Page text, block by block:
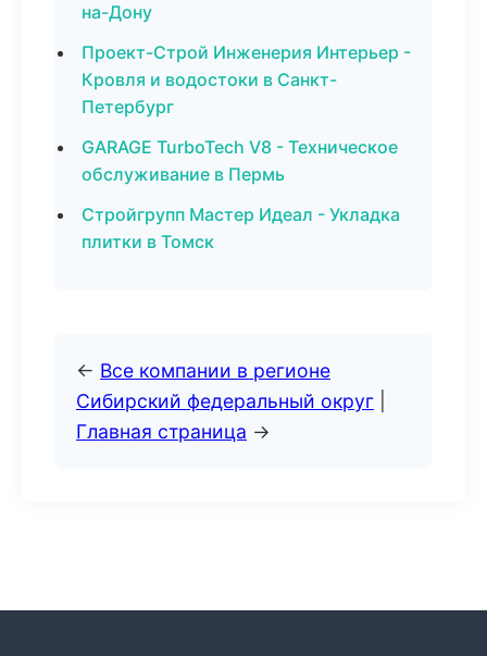
на-Дону
Проект-Строй Инженерия Интерьер -
Кровля и водостоки в Санкт-
Петербург
GARAGE TurboTech V8 - Техническое
обслуживание в Пермь
Стройгрупп Мастер Идеал - Укладка
плитки в Томск
← Все компании в регионе
Сибирский федеральный округ
Главная страница →